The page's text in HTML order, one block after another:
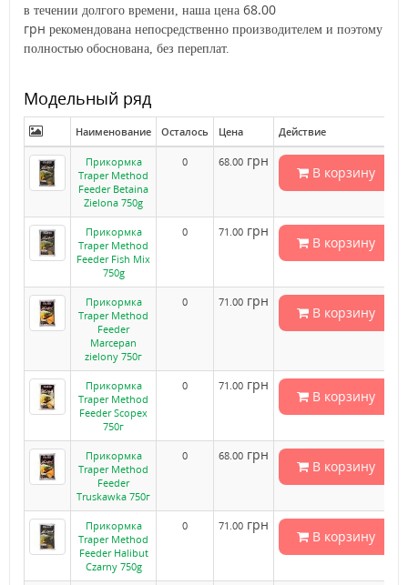
в течении долгого времени, наша цена 68.00
грн рекомендована непосредственно производителем и поэтому
полностью обоснована, без переплат.
Модельный ряд
Наименование Осталось Цена Действие
Прикормка
Traper Method
Feeder Betaina
Zielona 750g
0 68.00 грн
В корзину
Прикормка
Traper Method
Feeder Fish Mix
750g
0 71.00 грн
В корзину
Прикормка
Traper Method
Feeder
Marcepan
zielony 750г
0 71.00 грн
В корзину
Прикормка
Traper Method
Feeder Scopex
750г
0 71.00 грн
В корзину
Прикормка
Traper Method
Feeder
Truskawka 750г
0 68.00 грн
В корзину
Прикормка
Traper Method
Feeder Halibut
Czarny 750g
0 71.00 грн
В корзину